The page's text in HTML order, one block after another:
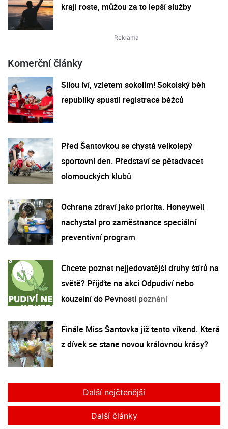
kraji roste, můžou za to lepší služby
Komerční články
Silou lví, vzletem sokolím! Sokolský běh
republiky spustil registrace běžců
Před Šantovkou se chystá velkolepý
sportovní den. Představí se pětadvacet
olomouckých klubů
Ochrana zdraví jako priorita. Honeywell
nachystal pro zaměstnance speciální
preventivní program
Chcete poznat nejjedovatější druhy štírů na
světě? Přijďte na akci Odpudiví nebo
kouzelní do Pevnosti poznání
Finále Miss Šantovka již tento víkend. Která
z dívek se stane novou královnou krásy?
Další nejčtenější
Další články